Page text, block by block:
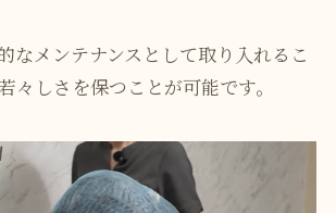
なメンテナンスとして取り入れるこ
々しさを保つことが可能です。